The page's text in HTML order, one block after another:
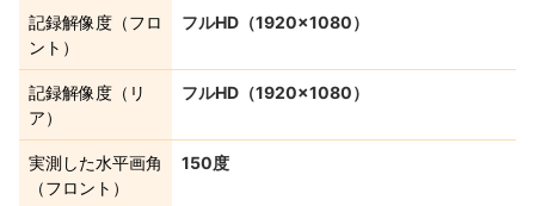
記録解像度（フロ
ント）
フルHD（1920×1080）
記録解像度（リ
ア）
フルHD（1920×1080）
実測した水平画角
（フロント）
150度